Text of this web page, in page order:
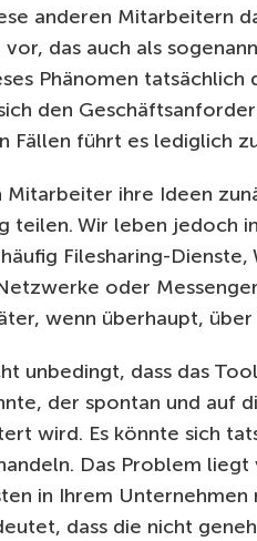
anderen Mitarbeitern
das auch als
Phänomen tatsächlich
den
Fällen führt es lediglich
ihre Ideen
teilen. Wir leben jedoch
Filesharing-Dienste,
oder
wenn überhaupt,
unbedingt, dass das
der spontan und auf
wird. Es könnte sich
Das Problem
in Ihrem
dass die nicht